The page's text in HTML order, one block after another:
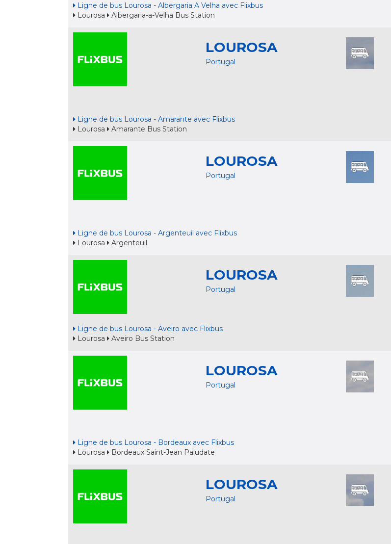
Ligne de bus Lourosa - Albergaria A Velha avec Flixbus
Lourosa Albergaria-a-Velha Bus Station
LOUROSA
Portugal
Ligne de bus Lourosa - Amarante avec Flixbus
Lourosa Amarante Bus Station
LOUROSA
Portugal
Ligne de bus Lourosa - Argenteuil avec Flixbus
Lourosa Argenteuil
LOUROSA
Portugal
Ligne de bus Lourosa - Aveiro avec Flixbus
Lourosa Aveiro Bus Station
LOUROSA
Portugal
Ligne de bus Lourosa - Bordeaux avec Flixbus
Lourosa Bordeaux Saint-Jean Paludate
LOUROSA
Portugal